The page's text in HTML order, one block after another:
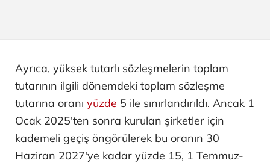
Ayrıca, yüksek tutarlı sözleşmelerin toplam
tutarının ilgili dönemdeki toplam sözleşme
tutarına oranı yüzde 5 ile sınırlandırıldı. Ancak 1
Ocak 2025'ten sonra kurulan şirketler için
kademeli geçiş öngörülerek bu oranın 30
Haziran 2027'ye kadar yüzde 15, 1 Temmuz-